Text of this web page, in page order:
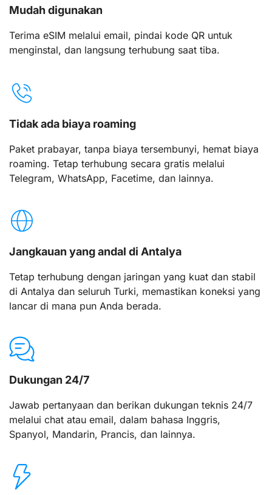
Mudah digunakan
Terima eSIM melalui email, pindai kode QR untuk
menginstal, dan langsung terhubung saat tiba.
Tidak ada biaya roaming
Paket prabayar, tanpa biaya tersembunyi, hemat biaya
roaming. Tetap terhubung secara gratis melalui
Telegram, WhatsApp, Facetime, dan lainnya.
Jangkauan yang andal di Antalya
Tetap terhubung dengan jaringan yang kuat dan stabil
di Antalya dan seluruh Turki, memastikan koneksi yang
lancar di mana pun Anda berada.
Dukungan 24/7
Jawab pertanyaan dan berikan dukungan teknis 24/7
melalui chat atau email, dalam bahasa Inggris,
Spanyol, Mandarin, Prancis, dan lainnya.